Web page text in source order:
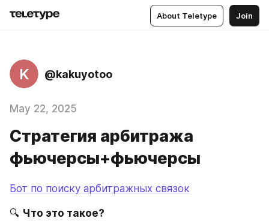
About Teletype Join
K @kakuyotoo
May 22, 2025
Стратегия арбитража
фьючерсы+фьючерсы
Бот по поиску арбитражных связок
🔍 Что это такое?